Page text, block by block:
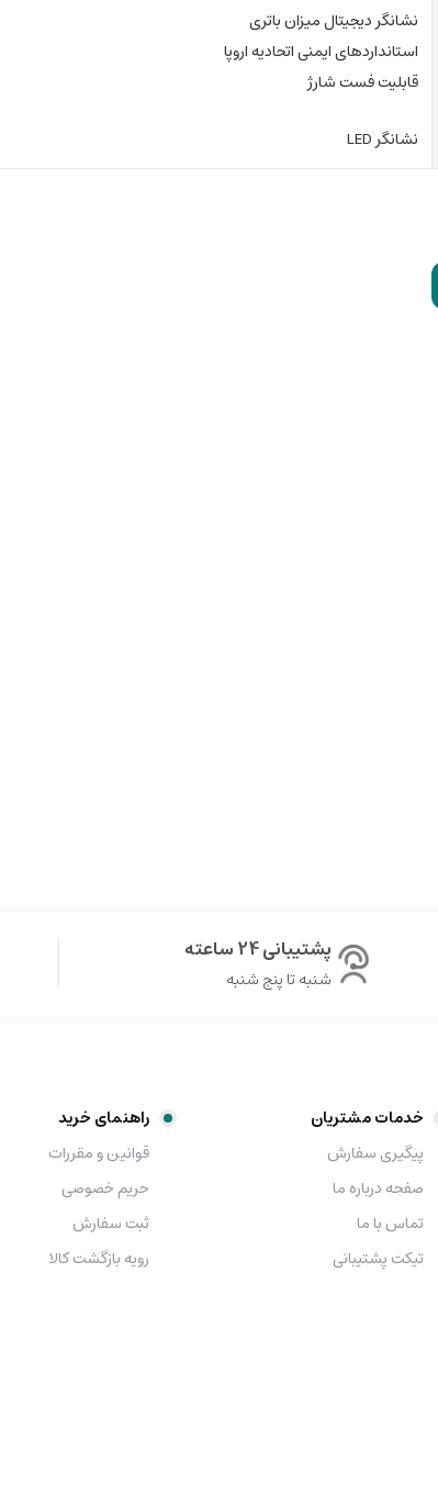
نشانگر دیجیتال میزان باتری
استانداردهای ایمنی اتحادیه اروپا
قابلیت فست شارژ
نشانگر LED
پشتیبانی 24 ساعته
شنبه تا پنج شنبه
خدمات مشتریان
پیگیری سفارش
صفحه درباره ما
تماس با ما
تیکت پشتیبانی
راهنمای خرید
قوانین و مقررات
حریم خصوصی
ثبت سفارش
رویه بازگشت کالا